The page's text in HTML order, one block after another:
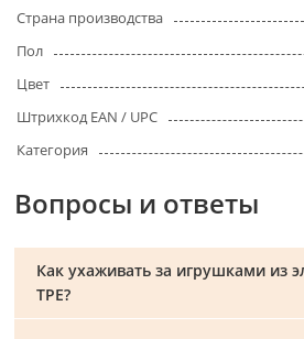
Страна производства
Пол
Цвет
Штрихкод EAN / UPC
Категория
Вопросы и ответы
Как ухаживать за игрушками из
TPE?